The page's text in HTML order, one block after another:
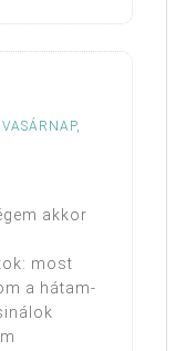
akkor
most
a hátam-